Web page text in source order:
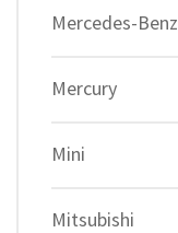
Mercedes-Benz
Mercury
Mini
Mitsubishi